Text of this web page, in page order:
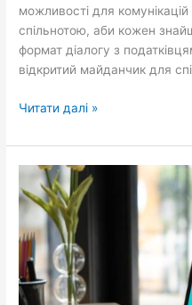
можливості для
спільнотою, аби кожен
формат діалогу з
відкритий майданчик для
Читати далі »
Державні
послуги
для
захисників
захисниць
—